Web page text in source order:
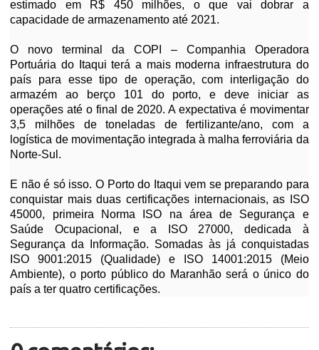
estimado em R$ 450 milhões, o que vai dobrar a
capacidade de armazenamento até 2021.
O novo terminal da COPI – Companhia Operadora
Portuária do Itaqui terá a mais moderna infraestrutura do
país para esse tipo de operação, com interligação do
armazém ao berço 101 do porto, e deve iniciar as
operações até o final de 2020. A expectativa é movimentar
3,5 milhões de toneladas de fertilizante/ano, com a
logística de movimentação integrada à malha ferroviária da
Norte-Sul.
E não é só isso. O Porto do Itaqui vem se preparando para
conquistar mais duas certificações internacionais, as ISO
45000, primeira Norma ISO na área de Segurança e
Saúde Ocupacional, e a ISO 27000, dedicada à
Segurança da Informação. Somadas às já conquistadas
ISO 9001:2015 (Qualidade) e ISO 14001:2015 (Meio
Ambiente), o porto público do Maranhão será o único do
país a ter quatro certificações.